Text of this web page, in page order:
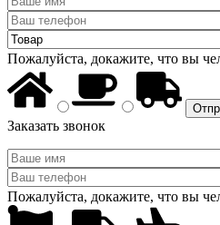
Пожалуйста, докажите, что вы
Заказать звонок
Пожалуйста, докажите, что вы